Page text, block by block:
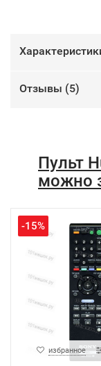
Отзывы (5)
Пульт
можно
-15%
избранное